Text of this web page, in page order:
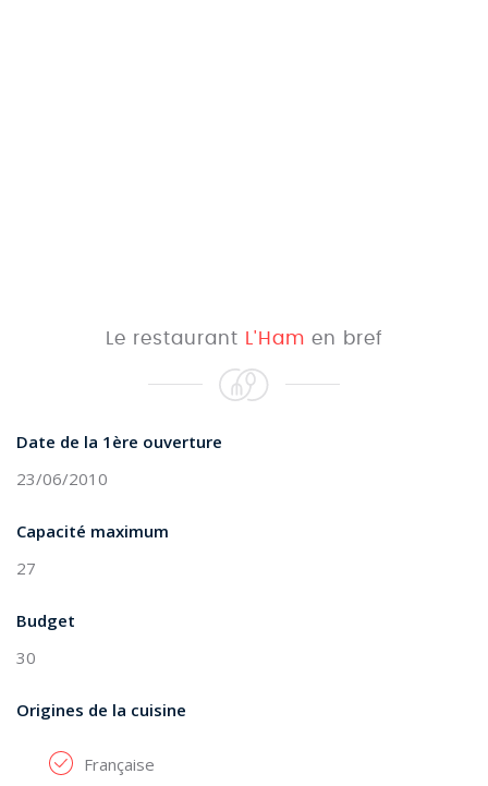
Le restaurant L'Ham en bref
Date de la 1ère ouverture
23/06/2010
Capacité maximum
27
Budget
30
Origines de la cuisine
Française